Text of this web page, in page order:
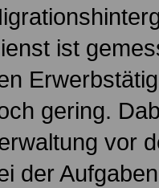
ist
gering.
vor
der